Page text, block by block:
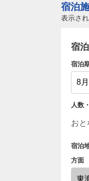
宿泊
表示さ
宿
宿泊
人数
宿泊
方面